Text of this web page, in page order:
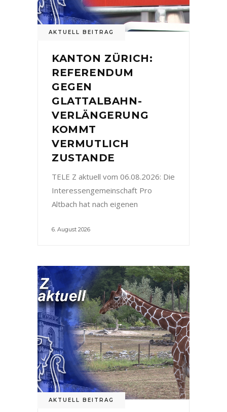
AKTUELL BEITRAG
KANTON ZÜRICH:
REFERENDUM
GEGEN
GLATTALBAHN-
VERLÄNGERUNG
KOMMT
VERMUTLICH
ZUSTANDE
TELE Z aktuell vom 06.08.2026: Die
Interessengemeinschaft Pro
Altbach hat nach eigenen
6. August 2026
AKTUELL BEITRAG